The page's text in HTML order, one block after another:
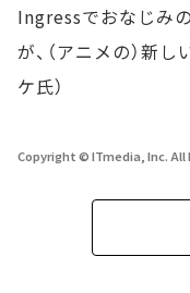
Ingressでおなじみ
が、（アニメの）新
ケ氏）
Copyright © ITmedia, Inc. All